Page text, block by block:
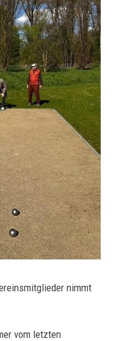
nimmt
vom letzten